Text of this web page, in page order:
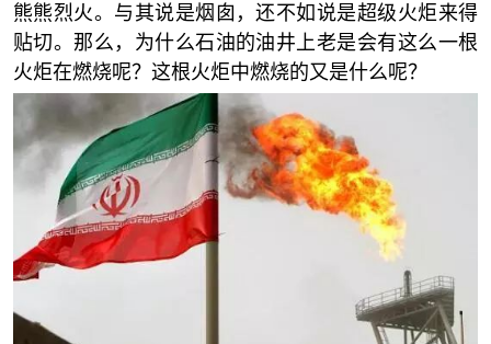
熊熊烈火。与其说是烟囱，还不如说是超级火炬来得
贴切。那么，为什么石油的油井上老是会有这么一根
火炬在燃烧呢？这根火炬中燃烧的又是什么呢？